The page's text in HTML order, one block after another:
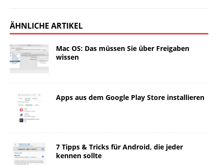
ÄHNLICHE ARTIKEL
Mac OS: Das müssen Sie über Freigaben
wissen
Apps aus dem Google Play Store installieren
7 Tipps & Tricks für Android, die jeder
kennen sollte